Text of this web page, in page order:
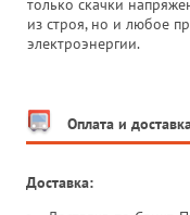
из строя, но и любое
электроэнергии.
Оплата и
Доставка: